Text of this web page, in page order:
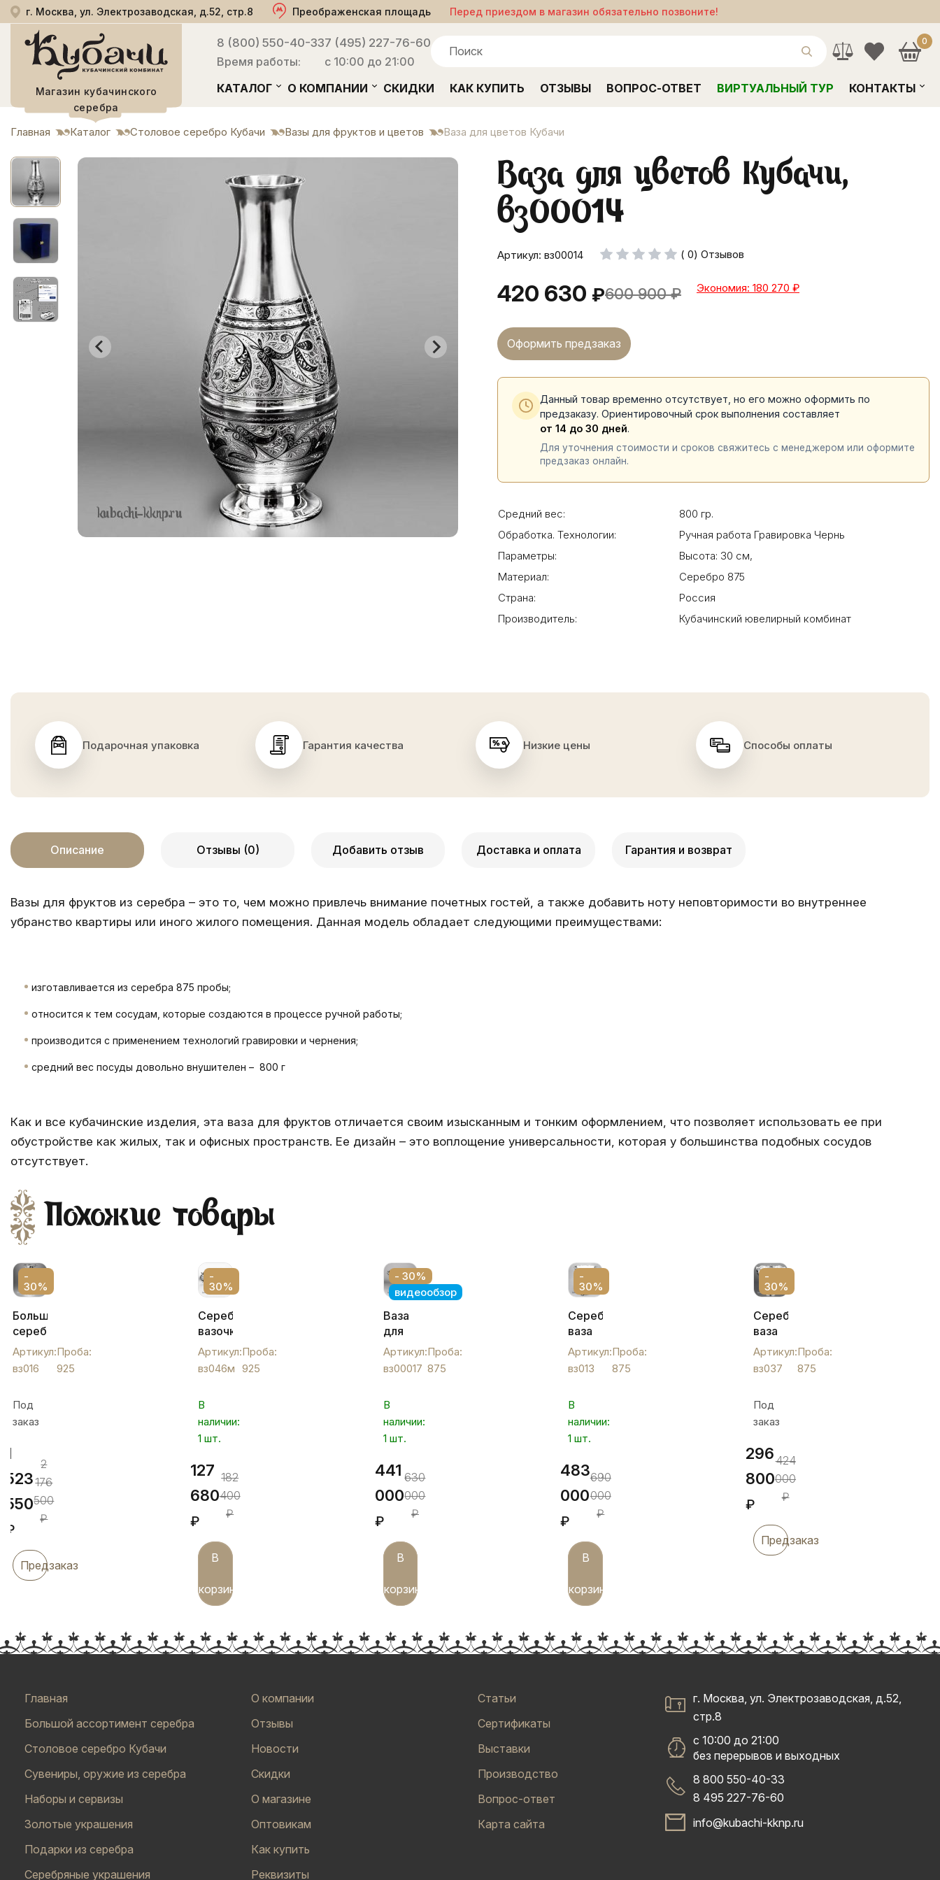
г. Москва, ул. Электрозаводская, д.52, стр.8 Преображенская площадь Перед приездом в магазин обязательно позвоните!
Магазин кубачинского
серебра
8 (800) 550-40-33
Время работы:
7 (495) 227-76-60
с 10:00 до 21:00
0
КАТАЛОГ О КОМПАНИИ СКИДКИ КАК КУПИТЬ ОТЗЫВЫ ВОПРОС-ОТВЕТ ВИРТУАЛЬНЫЙ ТУР КОНТАКТЫ
Главная Каталог Столовое серебро Кубачи Вазы для фруктов и цветов Ваза для цветов Кубачи
Ваза для цветов Кубачи,
вз00014
Артикул: вз00014 ( 0) Отзывов
420 630 ₽600 900 ₽ Экономия: 180 270 ₽
Оформить предзаказ
Данный товар временно отсутствует, но его можно оформить по
предзаказу. Ориентировочный срок выполнения составляет
от 14 до 30 дней.
Для уточнения стоимости и сроков свяжитесь с менеджером или оформите
предзаказ онлайн.
Средний вес:
800 гр.
Обработка. Технологии:
Ручная работа Гравировка Чернь
Параметры:
Высота: 30 см,
Материал:
Серебро 875
Страна:
Россия
Производитель:
Кубачинский ювелирный комбинат
Подарочная упаковка Гарантия качества Низкие цены Способы оплаты
Описание Отзывы (0) Добавить отзыв Доставка и оплата Гарантия и возврат
Вазы для фруктов из серебра – это то, чем можно привлечь внимание почетных гостей, а также добавить ноту неповторимости во внутреннее
убранство квартиры или иного жилого помещения. Данная модель обладает следующими преимуществами:
изготавливается из серебра 875 пробы;
относится к тем сосудам, которые создаются в процессе ручной работы;
производится с применением технологий гравировки и чернения;
средний вес посуды довольно внушителен – 800 г
Как и все кубачинские изделия, эта ваза для фруктов отличается своим изысканным и тонким оформлением, что позволяет использовать ее при
обустройстве как жилых, так и офисных пространств. Ее дизайн – это воплощение универсальности, которая у большинства подобных сосудов
отсутствует.
Похожие товары
-
30%
Большая
серебряная
ваза
для
цветов
вз016
Артикул:
вз016
Проба:
925
Под
заказ
1
523
550
₽
2
176
500
₽
Предзаказ
-
30%
Серебряная
вазочка
со
стеклом,
вз046м
Артикул:
вз046м
Проба:
925
В
наличии:
1 шт.
127
680
₽
182
400
₽
В
корзину
- 30%
видеообзор
Ваза
для
фруктов
серебряная
"Ангел",
Артикул:
вз00017
Проба:
875
В
наличии:
1 шт.
441
000
₽
630
000
₽
В
корзину
-
30%
Серебряная
ваза
для
фруктов
«Русалка»,
Артикул:
вз013
Проба:
875
В
наличии:
1 шт.
483
000
₽
690
000
₽
В
корзину
-
30%
Серебряная
ваза
для
фруктов
с
узором,
вз037
Артикул:
вз037
Проба:
875
Под
заказ
296
800
₽
424
000
₽
Предзаказ
Главная
Большой ассортимент серебра
Столовое серебро Кубачи
Сувениры, оружие из серебра
Наборы и сервизы
Золотые украшения
Подарки из серебра
Серебряные украшения
О компании
Отзывы
Новости
Скидки
О магазине
Оптовикам
Как купить
Реквизиты
Статьи
Сертификаты
Выставки
Производство
Вопрос-ответ
Карта сайта
г. Москва, ул. Электрозаводская, д.52,
стр.8
с 10:00 до 21:00
без перерывов и выходных
8 800 550-40-33
8 495 227-76-60
info@kubachi-kknp.ru